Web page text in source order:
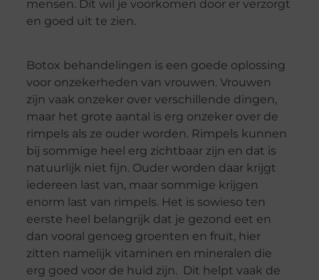
mensen. Dit wil je voorkomen door er verzorgt
en goed uit te zien.
Botox behandelingen is een goede oplossing
voor onzekerheden van vrouwen. Vrouwen
zijn vaak onzeker over verschillende dingen,
maar het grote aantal is erg onzeker over de
rimpels als ze ouder worden. Rimpels kunnen
bij sommige heel erg zichtbaar zijn en dat is
natuurlijk niet fijn. Ouder worden daar krijgt
iedereen last van, maar sommige krijgen
enorm last van rimpels. Het is sowieso ten
eerste heel belangrijk dat je gezond eet en
dan vooral genoeg groenten en fruit, hier
zitten namelijk vitaminen en mineralen die
erg goed voor de huid zijn. Dit helpt vaak de